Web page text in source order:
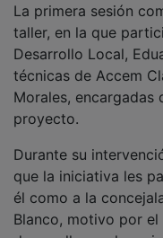
taller, en la que
Desarrollo Local,
técnicas de Accem
Morales,
proyecto.
que la iniciativa les
él como a la
Blanco, motivo por el
desarrollo en el